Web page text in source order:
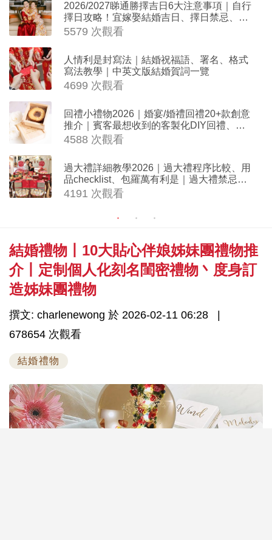
2026/2027睇通勝擇吉日6大注意事項｜自行
擇日攻略！宜嫁娶結婚吉日、擇日禁忌、相
沖生肖一覽
5579 次觀看
人情利是封寫法｜結婚祝福語、署名、格式
寫法教學｜中英文版結婚賀詞一覽
4699 次觀看
回禮小禮物2026｜婚宴/婚禮回禮20+款創意
推介｜賓客最想收到的客製化DIY回禮、姊
妹禮物（持續更新）
4588 次觀看
過大禮詳細教學2026｜過大禮程序比較、用
品checklist、包羅萬有利是｜過大禮禁忌及
吉祥說話
4191 次觀看
結婚禮物丨10大貼心伴娘姊妹團禮物推
介丨定制個人化刻名閨密禮物丶度身訂
造姊妹團禮物
撰文: charlenewong 於 2026-02-11 06:28
678654 次觀看
結婚禮物